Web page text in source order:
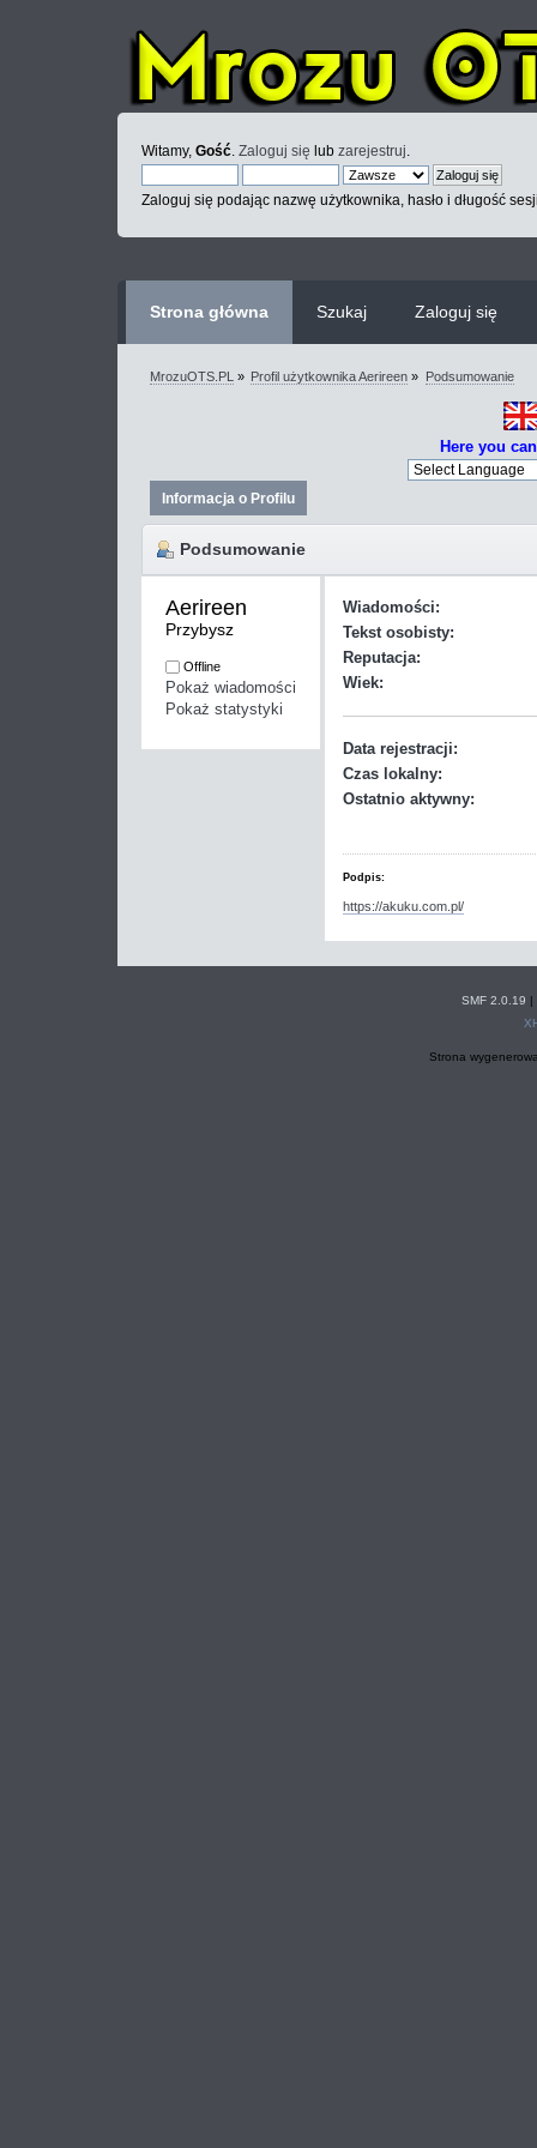
Witamy, Gość Zaloguj się lub zarejestruj
Zaloguj się podając nazwę użytkownika, hasło i długość
Strona główna Szukaj Zaloguj się
MrozuOTS.PL » Profil użytkownika Aerireen » Podsumowanie
Here you
Informacja o Profilu
Podsumowanie
Aerireen
Przybysz
Offline
Pokaż wiadomości
Pokaż statystyki
Wiadomości:
Tekst osobisty:
Reputacja:
Wiek:
Data rejestracji:
Czas lokalny:
Ostatnio aktywny:
Podpis:
https://akuku.com.pl/
SMF 2.0.19 |
Strona